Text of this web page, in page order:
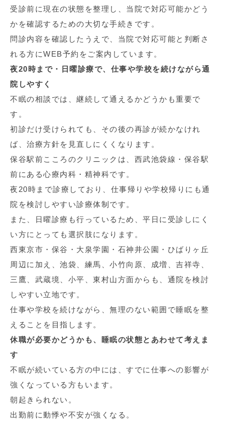
受診前に現在の状態を整理し、当院で対応可能かどう
かを確認するための大切な手続きです。
問診内容を確認したうえで、当院で対応可能と判断さ
れる方にWEB予約をご案内しています。
夜20時まで・日曜診療で、仕事や学校を続けながら通
院しやすく
不眠の相談では、継続して通えるかどうかも重要で
す。
初診だけ受けられても、その後の再診が続かなけれ
ば、治療方針を見直しにくくなります。
保谷駅前こころのクリニックは、西武池袋線・保谷駅
前にある心療内科・精神科です。
夜20時まで診療しており、仕事帰りや学校帰りにも通
院を検討しやすい診療体制です。
また、日曜診療も行っているため、平日に受診しにく
い方にとっても選択肢になります。
西東京市・保谷・大泉学園・石神井公園・ひばりヶ丘
周辺に加え、池袋、練馬、小竹向原、成増、吉祥寺、
三鷹、武蔵境、小平、東村山方面からも、通院を検討
しやすい立地です。
仕事や学校を続けながら、無理のない範囲で睡眠を整
えることを目指します。
休職が必要かどうかも、睡眠の状態とあわせて考えま
す
不眠が続いている方の中には、すでに仕事への影響が
強くなっている方もいます。
朝起きられない。
出勤前に動悸や不安が強くなる。